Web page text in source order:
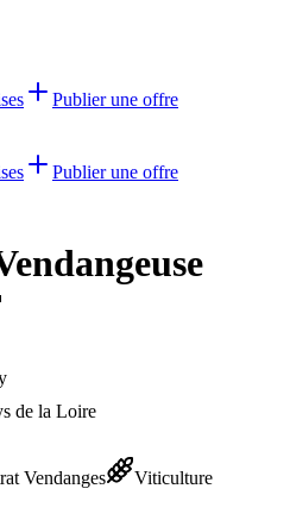
Publier une offre
Publier une offre
de la Loire
Vendanges Viticulture